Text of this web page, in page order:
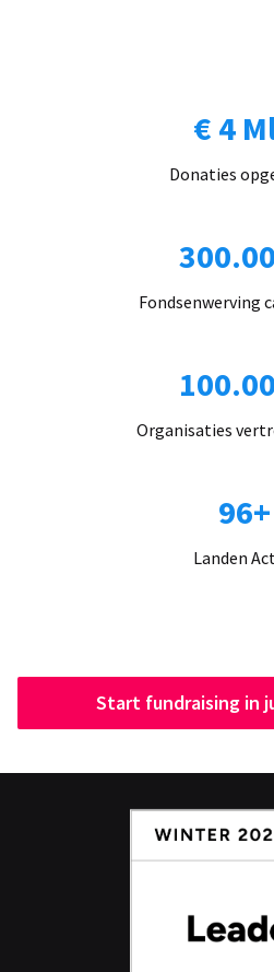
€ 4
Donaties
Fondsenwerving
Organisaties
96+
Landen
Start fundraising in